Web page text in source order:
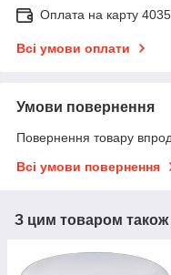
Оплата на карту
Всі умови оплати
Умови повернення
Повернення товару
Всі умови повернення
З цим товаром